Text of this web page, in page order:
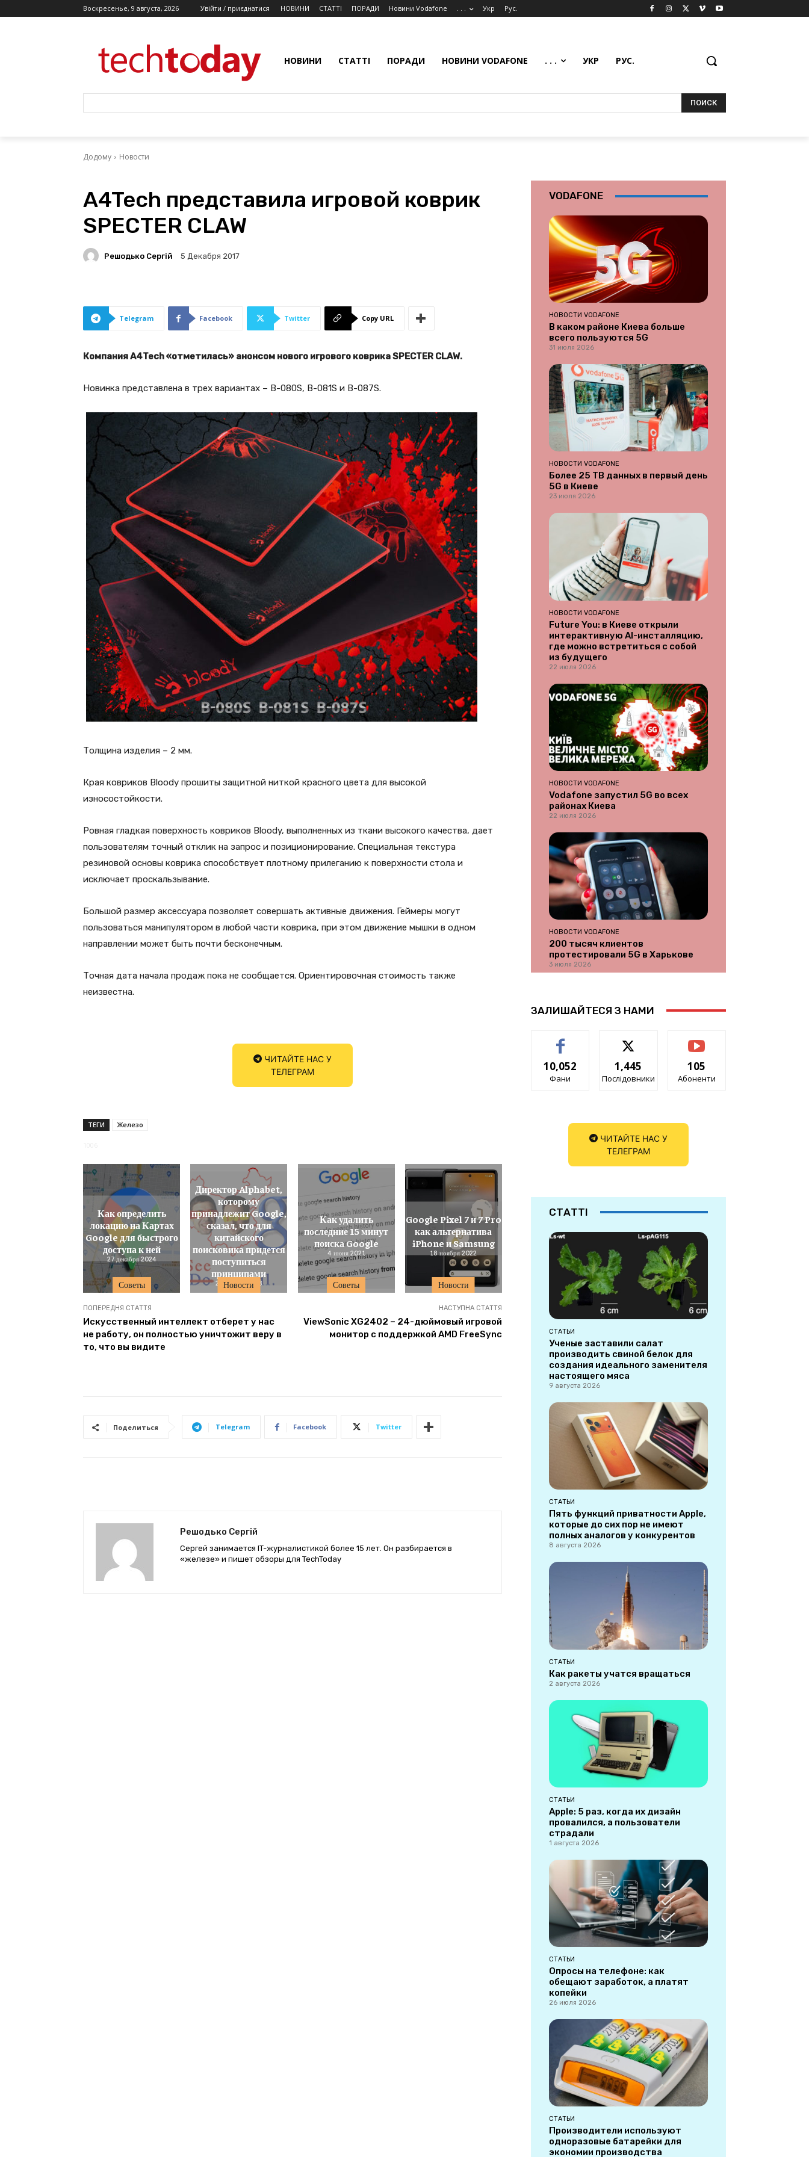
Воскресенье, 9 августа, 2026 Увійти / приєднатися НОВИНИ СТАТТІ ПОРАДИ Новини Vodafone . . . Укр Рус.
НОВИНИ СТАТТІ ПОРАДИ НОВИНИ VODAFONE . . . УКР РУС.
ПОИСК
Додому Новости
A4Tech представила игровой коврик
SPECTER CLAW
Решодько Сергій 5 Декабря 2017
Telegram Facebook Twitter Copy URL
Компания A4Tech «отметилась» анонсом нового игрового коврика SPECTER CLAW.
Новинка представлена в трех вариантах – B-080S, B-081S и B-087S.
Толщина изделия – 2 мм.
Края ковриков Bloody прошиты защитной ниткой красного цвета для высокой
износостойкости.
Ровная гладкая поверхность ковриков Bloody, выполненных из ткани высокого качества, дает
пользователям точный отклик на запрос и позиционирование. Специальная текстура
резиновой основы коврика способствует плотному прилеганию к поверхности стола и
исключает проскальзывание.
Большой размер аксессуара позволяет совершать активные движения. Геймеры могут
пользоваться манипулятором в любой части коврика, при этом движение мышки в одном
направлении может быть почти бесконечным.
Точная дата начала продаж пока не сообщается. Ориентировочная стоимость также
неизвестна.
ЧИТАЙТЕ НАС У
ТЕЛЕГРАМ
ТЕГИ Железо
Советы
Как определить
локацию на Картах
Google для быстрого
доступа к ней
27 декабря 2024
Новости
Директор Alphabet,
которому
принадлежит Google,
сказал, что для
китайского
поисковика придется
поступиться
принципами
22 ноября 2018 Советы
Как удалить
последние 15 минут
поиска Google
4 июня 2021
Новости
Google Pixel 7 и 7 Pro
как альтернатива
iPhone и Samsung
18 ноября 2022
ПОПЕРЕДНЯ СТАТТЯ
Искусственный интеллект отберет у нас
не работу, он полностью уничтожит веру в
то, что вы видите
НАСТУПНА СТАТТЯ
ViewSonic XG2402 – 24-дюймовый игровой
монитор с поддержкой AMD FreeSync
Поделиться Telegram Facebook Twitter
Решодько Сергій
Сергей занимается IT-журналистикой более 15 лет. Он разбирается в
«железе» и пишет обзоры для TechToday
VODAFONE
НОВОСТИ VODAFONE
В каком районе Киева больше
всего пользуются 5G
31 июля 2026
НОВОСТИ VODAFONE
Более 25 ТВ данных в первый день
5G в Киеве
23 июля 2026
НОВОСТИ VODAFONE
Future You: в Киеве открыли
интерактивную AI-инсталляцию,
где можно встретиться с собой
из будущего
22 июля 2026
НОВОСТИ VODAFONE
Vodafone запустил 5G во всех
районах Киева
22 июля 2026
НОВОСТИ VODAFONE
200 тысяч клиентов
протестировали 5G в Харькове
3 июля 2026
ЗАЛИШАЙТЕСЯ З НАМИ
10,052
Фани
1,445
Послідовники
105
Абоненти
ЧИТАЙТЕ НАС У
ТЕЛЕГРАМ
СТАТТІ
СТАТЬИ
Ученые заставили салат
производить свиной белок для
создания идеального заменителя
настоящего мяса
9 августа 2026
СТАТЬИ
Пять функций приватности Apple,
которые до сих пор не имеют
полных аналогов у конкурентов
8 августа 2026
СТАТЬИ
Как ракеты учатся вращаться
2 августа 2026
СТАТЬИ
Apple: 5 раз, когда их дизайн
провалился, а пользователи
страдали
1 августа 2026
СТАТЬИ
Опросы на телефоне: как
обещают заработок, а платят
копейки
26 июля 2026
СТАТЬИ
Производители используют
одноразовые батарейки для
экономии производства